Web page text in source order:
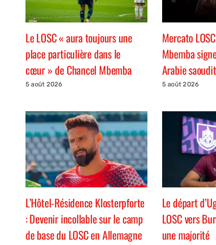
Le LOSC « aura toujours une
place particulière dans le
cœur » de Chancel Mbemba
5 août 2026
Mercato
Mbemba
Arabie
5 août 2026
L’Hôtel-Résidence Klosterpforte
: Devenir incollable sur le camp
de base du LOSC en Allemagne
Le départ
LOSC vers
une majorité